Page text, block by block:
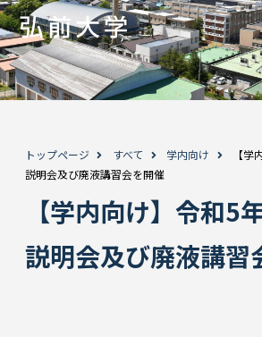
トップページ すべて 学内向け
【
説明会及び廃液講習会を開催
【学内向け】令和5
説明会及び廃液講習